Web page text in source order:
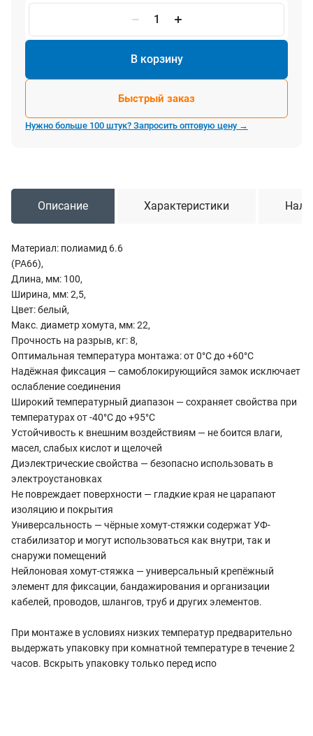
В корзину
Быстрый заказ
Нужно больше 100 штук? Запросить оптовую цену →
Описание Характеристики
Материал: полиамид 6.6
(PA66),
Длина, мм: 100,
Ширина, мм: 2,5,
Цвет: белый,
Макс. диаметр хомута, мм: 22,
Прочность на разрыв, кг: 8,
Оптимальная температура монтажа: от 0°C до +60°C
Надёжная фиксация — самоблокирующийся замок исключает
ослабление соединения
Широкий температурный диапазон — сохраняет свойства при
температурах от -40°C до +95°C
Устойчивость к внешним воздействиям — не боится влаги,
масел, слабых кислот и щелочей
Диэлектрические свойства — безопасно использовать в
электроустановках
Не повреждает поверхности — гладкие края не царапают
изоляцию и покрытия
Универсальность — чёрные хомут-стяжки содержат УФ-
стабилизатор и могут использоваться как внутри, так и
снаружи помещений
Нейлоновая хомут-стяжка — универсальный крепёжный
элемент для фиксации, бандажирования и организации
кабелей, проводов, шлангов, труб и других элементов.
При монтаже в условиях низких температур предварительно
выдержать упаковку при комнатной температуре в течение 2
часов. Вскрыть упаковку только перед испо